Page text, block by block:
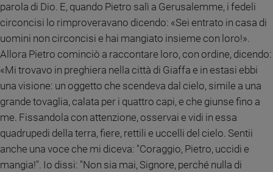
e
fede
Parola
del
giorno
Santo
giorno
Società
valori
parola di Dio. E, quando Pietro salì a Gerusalemme, i fedeli
circoncisi lo rimproveravano dicendo: «Sei entrato in casa di
uomini non circoncisi e hai mangiato insieme con loro!».
Allora Pietro cominciò a raccontare loro, con ordine, dicendo:
«Mi trovavo in preghiera nella città di Giaffa e in estasi ebbi
una visione: un oggetto che scendeva dal cielo, simile a una
grande tovaglia, calata per i quattro capi, e che giunse fino a
me. Fissandola con attenzione, osservai e vidi in essa
quadrupedi della terra, fiere, rettili e uccelli del cielo. Sentii
anche una voce che mi diceva: "Coraggio, Pietro, uccidi e
mangia!". Io dissi: "Non sia mai, Signore, perché nulla di